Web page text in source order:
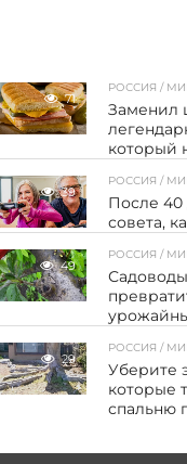
71
РОССИЯ /
Заменил
который
39
РОССИЯ /
После 40
совета,
49
РОССИЯ /
Садоводы
29
РОССИЯ /
Уберите
которые
спальню